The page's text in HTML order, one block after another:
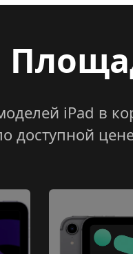
iPad в
доступной